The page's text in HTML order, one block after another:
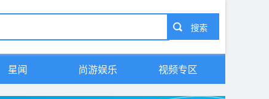
星闻 尚游娱乐 视频专区